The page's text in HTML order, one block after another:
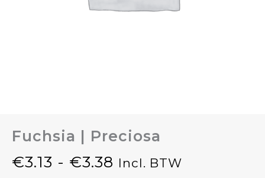
Fuchsia | Preciosa
€3.13 - €3.38 Prijsklasse:
Incl. BTW